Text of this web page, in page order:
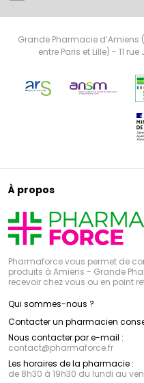
Grande Pharmacie
entre Paris et Lille) - 11
À propos
Pharmaforce vous permet de
produits à Amiens - Grande
recevoir chez vous ou en point
Qui sommes-nous ?
Contacter un pharmacien
Nous contacter par e-mail :
contact@pharmaforce.fr
Les horaires de la pharmacie :
de 8h30 à 19h30 du lundi au